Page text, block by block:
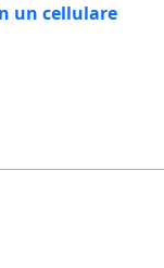
un cellulare